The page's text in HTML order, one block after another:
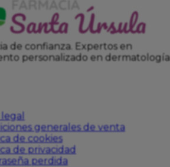
de confianza. Expertos en
personalizado en dermatología
generales de venta
de cookies
de privacidad
perdida